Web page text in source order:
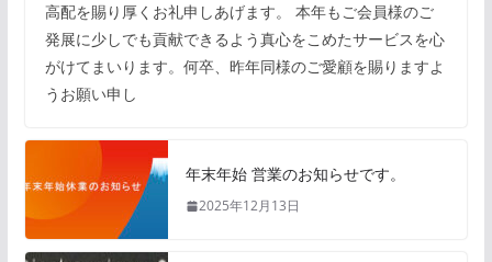
高配を賜り厚くお礼申しあげます。 本年もご会員様のご
発展に少しでも貢献できるよう真心をこめたサービスを心
がけてまいります。何卒、昨年同様のご愛顧を賜りますよ
うお願い申し
年末年始 営業のお知らせです。
2025年12月13日